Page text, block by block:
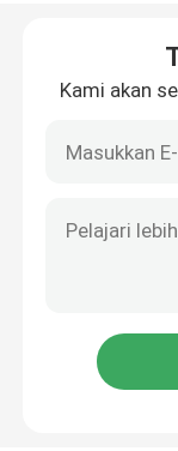
Mesin
Mesin Gluer
Mesin
Mesin Cetak
Kami akan